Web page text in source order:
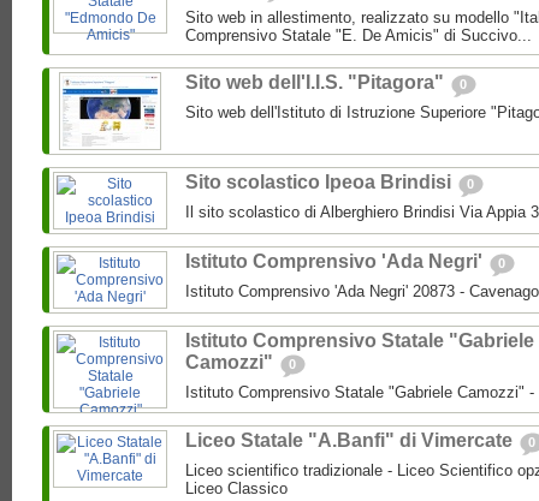
Sito web in allestimento, realizzato su modello
Comprensivo Statale "E. De Amicis" di Succivo...
Sito web dell'I.I.S. "Pitagora" 0
Sito web dell'Istituto di Istruzione Superiore
Sito scolastico Ipeoa Brindisi 0
Il sito scolastico di Alberghiero Brindisi Via Appia
Istituto Comprensivo 'Ada Negri' 0
Istituto Comprensivo 'Ada Negri' 20873 -
Istituto Comprensivo Statale "Gabriele
Camozzi"
0
Istituto Comprensivo Statale "Gabriele Camozzi"
Liceo Statale "A.Banfi" di Vimercate 0
Liceo scientifico tradizionale - Liceo Scientifico
Liceo Classico